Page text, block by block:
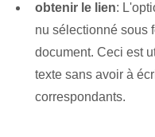
obtenir le lien:
nu sélectionné sous
document. Ceci est
texte sans avoir à
correspondants.